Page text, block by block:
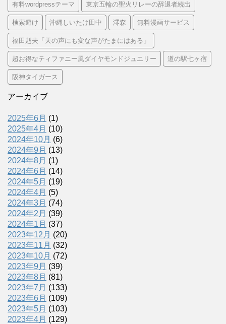
有料wordpressテーマ 東京五輪の聖火リレーの辞退者続出
検索避け 沖縄しいたけ田中 澪森 無料漫画サービス
福田赳夫「天の声にも変な声がたまにはある」
超お得なティファニー風ダイヤモンドジュエリー 道の駅七ヶ宿
阪神タイガース
アーカイブ
2025年6月 (1)
2025年4月 (10)
2024年10月 (6)
2024年9月 (13)
2024年8月 (1)
2024年6月 (14)
2024年5月 (19)
2024年4月 (5)
2024年3月 (74)
2024年2月 (39)
2024年1月 (37)
2023年12月 (20)
2023年11月 (32)
2023年10月 (72)
2023年9月 (39)
2023年8月 (81)
2023年7月 (133)
2023年6月 (109)
2023年5月 (103)
2023年4月 (129)